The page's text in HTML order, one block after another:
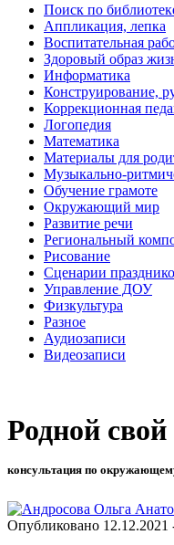
Поиск по
Аппликация, лепка
Воспитательная
Здоровый образ
Информатика
Конструирование,
Коррекционная
Логопедия
Математика
Материалы для
Музыкально-
Обучение грамоте
Окружающий мир
Развитие речи
Региональный
Рисование
Сценарии
Управление ДОУ
Физкультура
Разное
Аудиозаписи
Видеозаписи
Родной
консультация по
Опубликовано 12.12.2021